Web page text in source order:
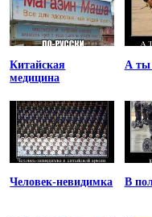
Китайская
медицина
А ты
Человек-невидимка В